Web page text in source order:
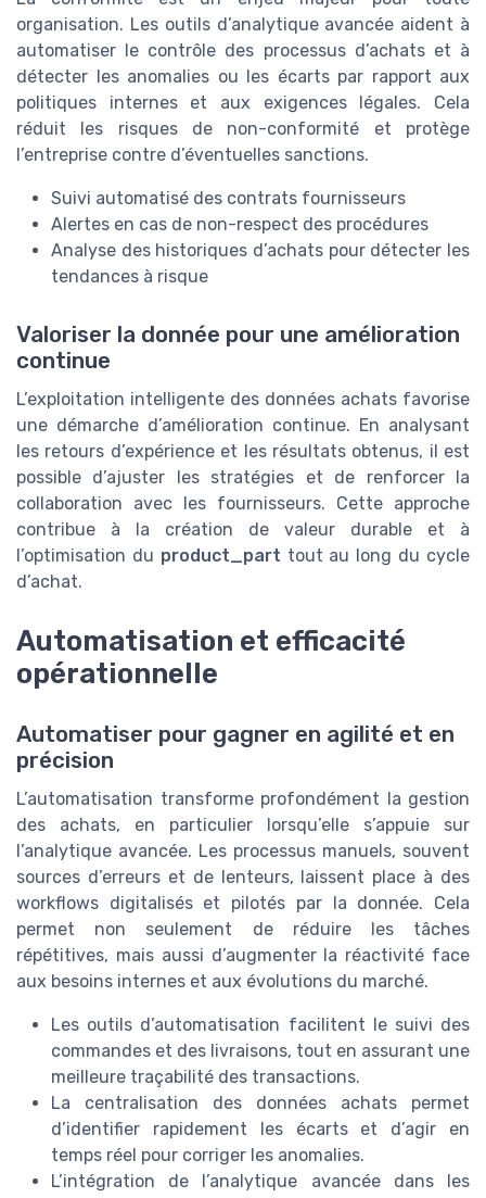
organisation. Les outils d’analytique avancée aident à
automatiser le contrôle des processus d’achats et à
détecter les anomalies ou les écarts par rapport aux
politiques internes et aux exigences légales. Cela
réduit les risques de non-conformité et protège
l’entreprise contre d’éventuelles sanctions.
Suivi automatisé des contrats fournisseurs
Alertes en cas de non-respect des procédures
Analyse des historiques d’achats pour détecter les
tendances à risque
Valoriser la donnée pour une amélioration
continue
L’exploitation intelligente des données achats favorise
une démarche d’amélioration continue. En analysant
les retours d’expérience et les résultats obtenus, il est
possible d’ajuster les stratégies et de renforcer la
collaboration avec les fournisseurs. Cette approche
contribue à la création de valeur durable et à
l’optimisation du product_part tout au long du cycle
d’achat.
Automatisation et efficacité
opérationnelle
Automatiser pour gagner en agilité et en
précision
L’automatisation transforme profondément la gestion
des achats, en particulier lorsqu’elle s’appuie sur
l’analytique avancée. Les processus manuels, souvent
sources d’erreurs et de lenteurs, laissent place à des
workflows digitalisés et pilotés par la donnée. Cela
permet non seulement de réduire les tâches
répétitives, mais aussi d’augmenter la réactivité face
aux besoins internes et aux évolutions du marché.
Les outils d’automatisation facilitent le suivi des
commandes et des livraisons, tout en assurant une
meilleure traçabilité des transactions.
La centralisation des données achats permet
d’identifier rapidement les écarts et d’agir en
temps réel pour corriger les anomalies.
L’intégration de l’analytique avancée dans les